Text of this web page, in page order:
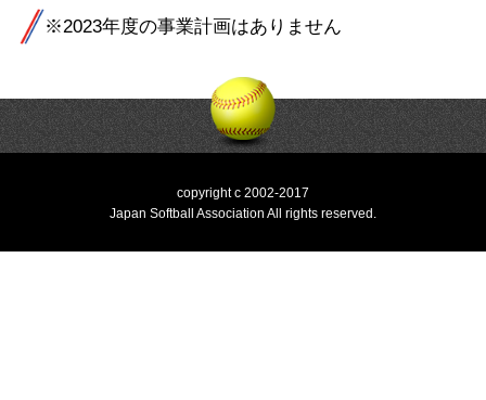
※2023年度の事業計画はありません
copyright c 2002-2017
Japan Softball Association All rights reserved.